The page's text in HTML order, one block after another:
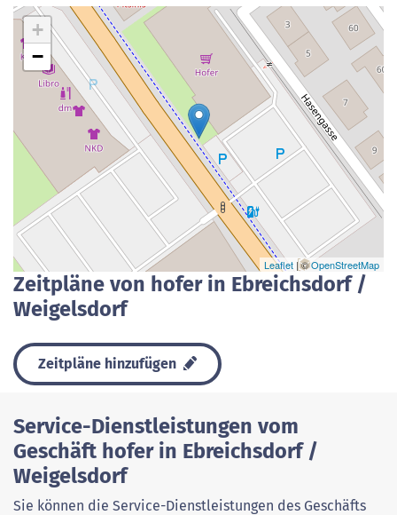
+
−
Leaflet | ©OpenStreetMap
Zeitpläne von hofer in Ebreichsdorf /
Weigelsdorf
Zeitpläne hinzufügen
Service-Dienstleistungen vom
Geschäft hofer in Ebreichsdorf /
Weigelsdorf
Sie können die Service-Dienstleistungen des Geschäfts